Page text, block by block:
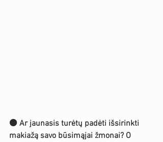
⚫️ Ar jaunasis turėtų padėti išsirinkti
makiažą savo būsimąjai žmonai? O